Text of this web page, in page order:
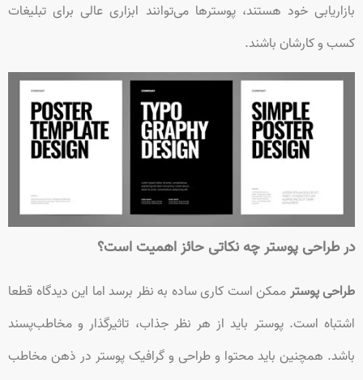
بازاریابی خود هستند، پوسترها می‌توانند ابزاری عالی برای تبلیغات
کسب و کارشان باشند.
در طراحی پوستر چه نکاتی حائز اهمیت است؟
طراحی پوسترممکن است کاری ساده به نظر برسد اما این دیدگاه قطعا
اشتباه است. پوستر باید از هر نظر جذاب، تاثیرگذار و مخاطب‌پسند
باشد. همچنین باید محتوا و طراحی و گرافیک پوستر در ذهن مخاطب